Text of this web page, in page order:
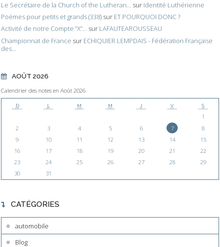
Le Secrétaire de la Church of the Lutheran... sur Identité Luthérienne
Poèmes pour petits et grands (338) sur ET POURQUOI DONC ?
Activité de notre Compte ”X”... sur LAFAUTEAROUSSEAU
Championnat de France sur ECHIQUIER LEMPDAIS - Fédération Française
des...
AOÛT 2026
Calendrier des notes en Août 2026
D L M M J V S
1
2
3 4 5 6 7
8
9
10 11 12 13 14
15
16
17 18 19 20 21
22
23
24 25 26 27 28
29
30
31
CATÉGORIES
automobile
Blog